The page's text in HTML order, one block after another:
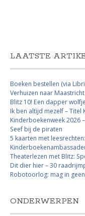
LAATSTE
Boeken bestellen (via
Verhuizen naar Maastricht
Blitz 10! Een dapper wolfje
Ik ben altijd mezelf – Titel
Kinderboekenweek 2026
Seef bij de piraten
5 kaarten met
Theaterlezen met Blitz:
Dit dier hier – 30
Robotoorlog: mag in
ONDERWERPEN